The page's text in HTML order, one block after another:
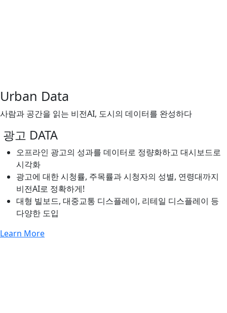
Urban Data
사람과 공간을 읽는 비전AI, 도시의 데이터를 완성하다
광고 DATA
오프라인 광고의 성과를 데이터로 정량화하고 대시보드로
시각화
광고에 대한 시청률, 주목률과 시청자의 성별, 연령대까지
비전AI로 정확하게!
대형 빌보드, 대중교통 디스플레이, 리테일 디스플레이 등
다양한 도입
Learn More